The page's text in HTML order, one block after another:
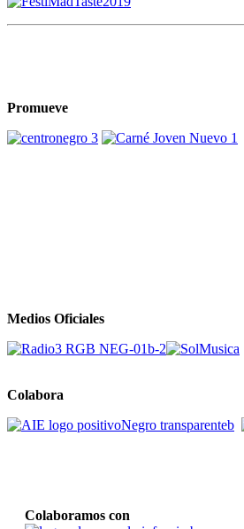
Promueve
Medios Oficiales
Colabora
Colaboramos con